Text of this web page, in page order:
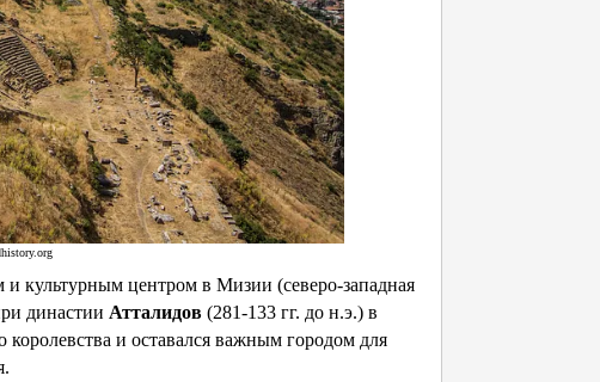
культурным центром в Мизии (северо-западная
династии Атталидов (281-133 гг. до н.э.) в
и оставался важным городом для